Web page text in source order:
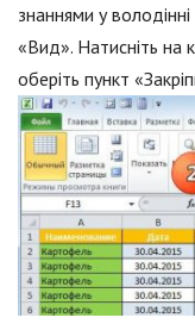
знаннями у
«Вид». Натисніть на
оберіть пункт